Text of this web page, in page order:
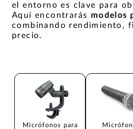
el entorno es clave para
Aquí encontrarás modelos
combinando rendimiento,
precio.
Micrófonos para